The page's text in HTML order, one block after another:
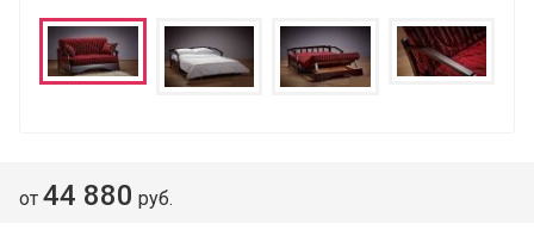
от 44 880 руб.